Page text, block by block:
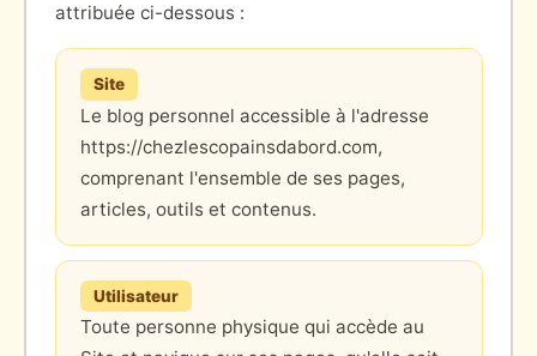
attribuée ci-dessous :
Site
Le blog personnel accessible à l'adresse
https://chezlescopainsdabord.com,
comprenant l'ensemble de ses pages,
articles, outils et contenus.
Utilisateur
Toute personne physique qui accède au